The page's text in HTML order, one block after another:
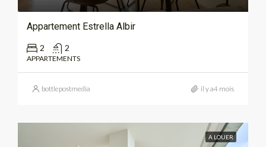
Appartement Estrella Albir
2 2
APPARTEMENTS
bottlepostmedia il y a4 mois
A LOUER